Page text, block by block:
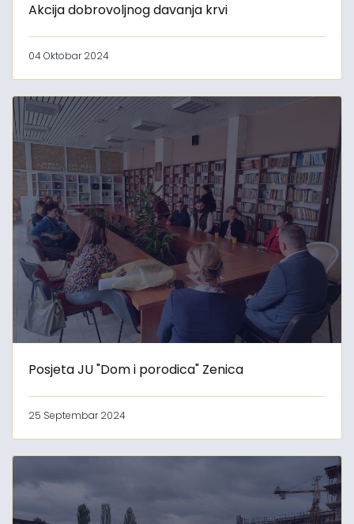
Akcija dobrovoljnog davanja krvi
04 Oktobar 2024
Posjeta JU "Dom i porodica" Zenica
25 Septembar 2024